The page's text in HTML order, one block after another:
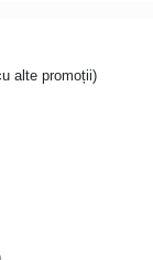
alte promoții)